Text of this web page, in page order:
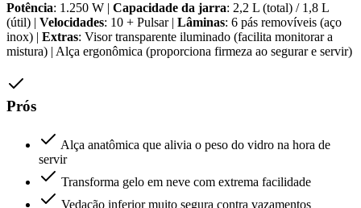
Potência: 1.250 W | Capacidade da jarra: 2,2 L (total) / 1,8 L
(útil) | Velocidades: 10 + Pulsar | Lâminas: 6 pás removíveis (aço
inox) | Extras: Visor transparente iluminado (facilita monitorar a
mistura) | Alça ergonômica (proporciona firmeza ao segurar e servir)
Prós
Alça anatômica que alivia o peso do vidro na hora de
servir
Transforma gelo em neve com extrema facilidade
Vedação inferior muito segura contra vazamentos